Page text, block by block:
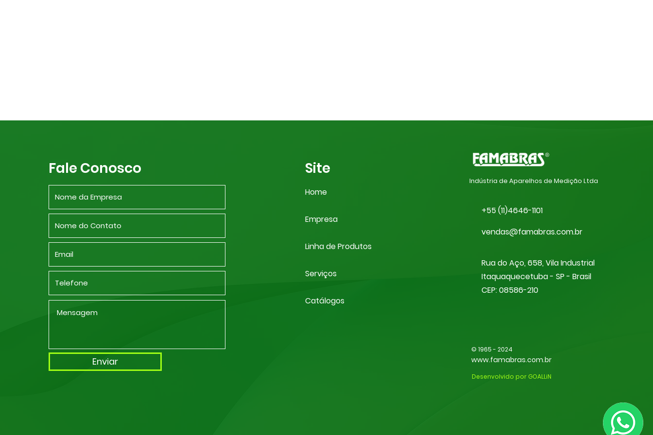
Fale Conosco
Enviar
Site
Home
Empresa
Linha de Produtos
Serviços
Catálogos
Indústria de Aparelhos de Medição Ltda
+55 (11)4646-1101
vendas@famabras.com.br
Rua do Aço, 658, Vila Industrial
Itaquaquecetuba - SP - Brasil
CEP: 08586-210
© 1965 - 2024
www.famabras.com.br
Desenvolvido por GOALLiN